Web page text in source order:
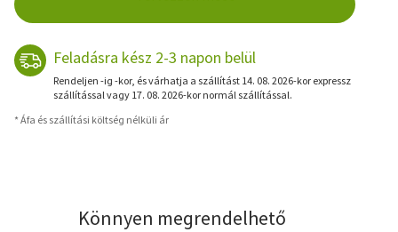
Feladásra kész 2-3 napon belül
Rendeljen -ig -kor, és várhatja a szállítást 14. 08. 2026-kor expressz
szállítással vagy 17. 08. 2026-kor normál szállítással.
* Áfa és szállítási költség nélküli ár
Könnyen megrendelhető